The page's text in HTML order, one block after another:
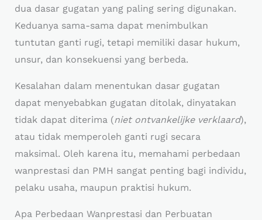
dua dasar gugatan yang paling sering digunakan.
Keduanya sama-sama dapat menimbulkan
tuntutan ganti rugi, tetapi memiliki dasar hukum,
unsur, dan konsekuensi yang berbeda.
Kesalahan dalam menentukan dasar gugatan
dapat menyebabkan gugatan ditolak, dinyatakan
tidak dapat diterima (niet ontvankelijke verklaard),
atau tidak memperoleh ganti rugi secara
maksimal. Oleh karena itu, memahami perbedaan
wanprestasi dan PMH sangat penting bagi individu,
pelaku usaha, maupun praktisi hukum.
Apa Perbedaan Wanprestasi dan Perbuatan